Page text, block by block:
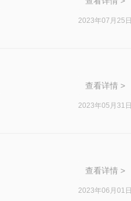
2023年07月25日
查看详情 >
2023年05月31日
查看详情 >
2023年06月01日